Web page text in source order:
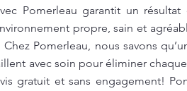
Pomerleau garantit un
propre, sain et
Pomerleau, nous savons
avec soin pour éliminer
gratuit et sans engagement!